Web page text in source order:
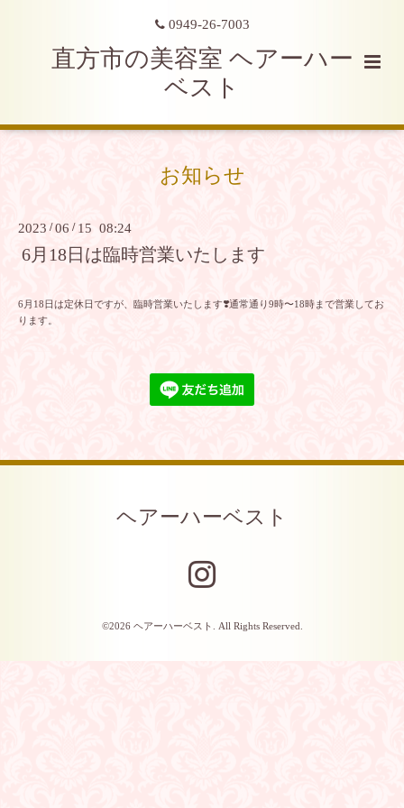
0949-26-7003
直方市の美容室 ヘアーハー
ベスト
お知らせ
2023 /06 / 15 08:24
6月18日は臨時営業いたします
6月18日は定休日ですが、臨時営業いたします❣️通常通り9時〜18時まで営業してお
ります。
ヘアーハーベスト
©2026 ヘアーハーベスト . All Rights Reserved.